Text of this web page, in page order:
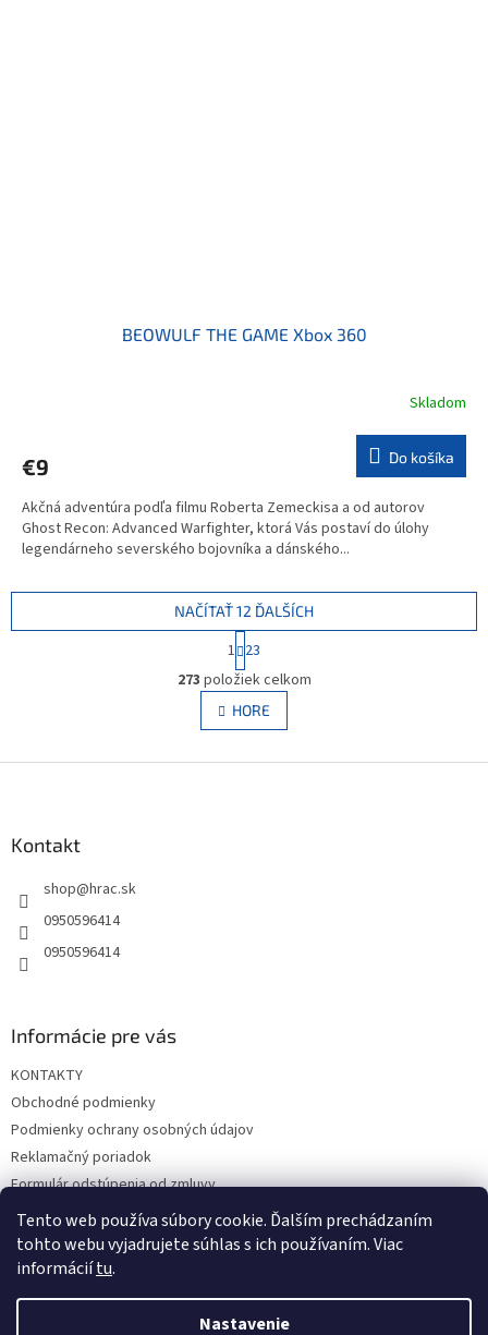
Tento web používa súbory cookie. Ďalším prechádzaním
tohto webu vyjadrujete súhlas s ich používaním. Viac
informáciítu.
Nastavenie
BEOWULF THE GAME Xbox 360
Skladom
€9 Do košíka
Akčná adventúra podľa filmu Roberta Zemeckisa a od autorov
Ghost Recon: Advanced Warfighter, ktorá Vás postaví do úlohy
legendárneho severského bojovníka a dánského...
O
v
l
á
NAČÍTAŤ 12 ĎALŠÍCH
S
t
r
á
n
k
v
1 23
273 položiek celkom
HORE
Kontakt
shop@hrac.sk
0950596414
0950596414
Informácie pre vás
KONTAKTY
Obchodné podmienky
Podmienky ochrany osobných údajov
Reklamačný poriadok
Formulár odstúpenia od zmluvy
Reklamačný formulár